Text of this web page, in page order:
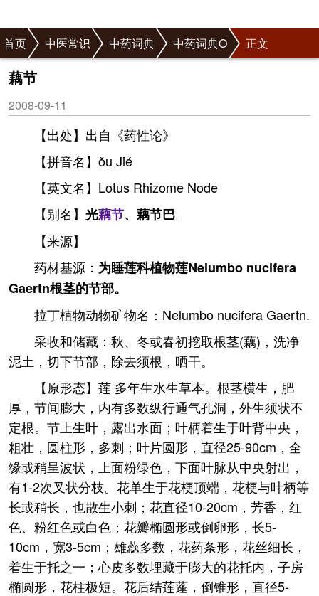
首页 中医常识 中药词典 中药词典O 正文
藕节
2008-09-11
【出处】出自《药性论》
【拼音名】ǒu Jié
【英文名】Lotus Rhizome Node
【别名】 光藕节、藕节巴。
【来源】
药材基源： 为睡莲科植物莲Nelumbo nucifera
Gaertn根茎的节部。
拉丁植物动物矿物名：Nelumbo nucifera Gaertn.
采收和储藏：秋、冬或春初挖取根茎(藕)，洗净
泥土，切下节部，除去须根，晒干。
【原形态】莲 多年生水生草本。根茎横生，肥
厚，节间膨大，内有多数纵行通气孔洞，外生须状不
定根。节上生叶，露出水面；叶柄着生于叶背中央，
粗壮，圆柱形，多刺；叶片圆形，直径25-90cm，全
缘或稍呈波状，上面粉绿色，下面叶脉从中央射出，
有1-2次叉状分枝。花单生于花梗顶端，花梗与叶柄等
长或稍长，也散生小刺；花直径10-20cm，芳香，红
色、粉红色或白色；花瓣椭圆形或倒卵形，长5-
10cm，宽3-5cm；雄蕊多数，花药条形，花丝细长，
着生于托之一；心皮多数埋藏于膨大的花托内，子房
椭圆形，花柱极短。花后结莲蓬，倒锥形，直径5-